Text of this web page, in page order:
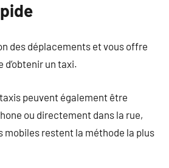
des déplacements et vous offre
d’obtenir un taxi.
peuvent également être
ou directement dans la rue,
mobiles restent la méthode la plus